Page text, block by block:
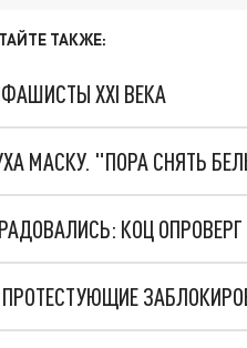
ТАКЖЕ:
XXI ВЕКА
МАСКУ. "ПОРА СНЯТЬ
КОЦ